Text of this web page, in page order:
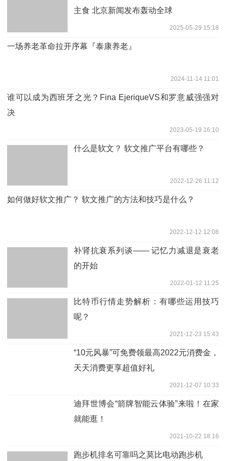
主食 北京新闻发布轰动全球
2025-05-29 15:18
一场养老革命拉开序幕『泰康养老』
2024-11-14 11:01
谁可以成为西班牙之光？Fina EjeriqueVS和罗意威强强对
决
2023-05-19 16:10
什么是软文？ 软文推广平台有哪些？
2022-12-26 11:12
如何做好软文推广？ 软文推广的方法和技巧是什么？
2022-12-12 12:08
补肾抗衰系列谈—— 记忆力减退是衰老
的开始
2022-01-12 11:25
比特币行情走势解析：有哪些运用技巧
呢？
2021-12-23 15:43
“10元风暴”可免费领最高2022元消费金，
天天消费更享超值好礼
2021-12-07 10:33
迪拜世博会“箭牌智能云体验”来啦！在家
就能逛！
2021-10-22 18:16
跑步机排名可靠吗之莫比电动跑步机